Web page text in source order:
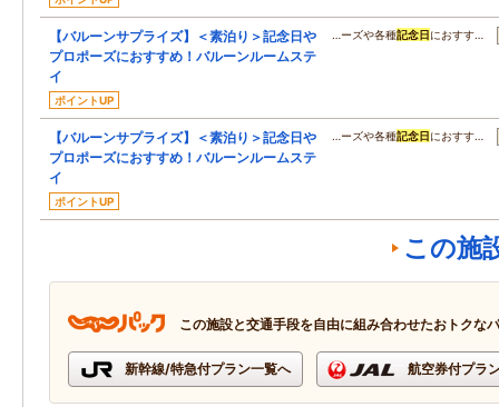
【バルーンサプライズ】＜素泊り＞記念日や
プロポーズにおすすめ！バルーンルームステ
イ
ポイントUP
…ーズや各種記念日 におすす…
【バルーンサプライズ】＜素泊り＞記念日や
プロポーズにおすすめ！バルーンルームステ
イ
ポイントUP
…ーズや各種記念日 におすす…
この施
この施設と交通手段を自由に組み合わせたおトクな
新幹線/特急付プラン一覧へ 航空券付プラ